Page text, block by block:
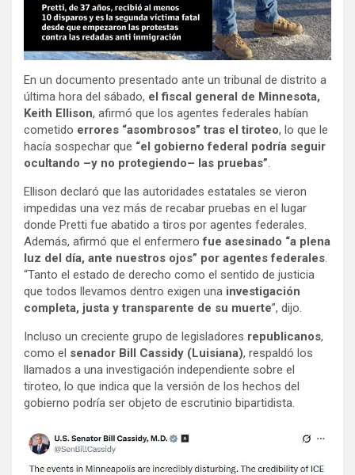
En un documento presentado ante un tribunal de distrito a
última hora del sábado, el fiscal general de Minnesota,
Keith Ellison, afirmó que los agentes federales habían
cometido errores “asombrosos” tras el tiroteo, lo que le
hacía sospechar que “el gobierno federal podría seguir
ocultando –y no protegiendo– las pruebas”.
Ellison declaró que las autoridades estatales se vieron
impedidas una vez más de recabar pruebas en el lugar
donde Pretti fue abatido a tiros por agentes federales.
Además, afirmó que el enfermero fue asesinado “a plena
luz del día, ante nuestros ojos” por agentes federales.
“Tanto el estado de derecho como el sentido de justicia
que todos llevamos dentro exigen una investigación
completa, justa y transparente de su muerte”, dijo.
Incluso un creciente grupo de legisladores republicanos,
como el senador Bill Cassidy (Luisiana), respaldó los
llamados a una investigación independiente sobre el
tiroteo, lo que indica que la versión de los hechos del
gobierno podría ser objeto de escrutinio bipartidista.